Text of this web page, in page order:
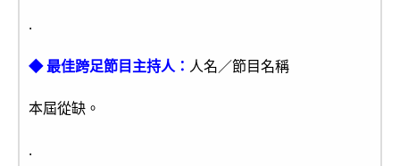
.
◆ 最佳跨足節目主持人： 人名／節目名稱
本屆從缺。
.